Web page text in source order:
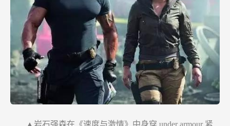
▲岩石强森在《速度与激情》中身穿under armour 紧